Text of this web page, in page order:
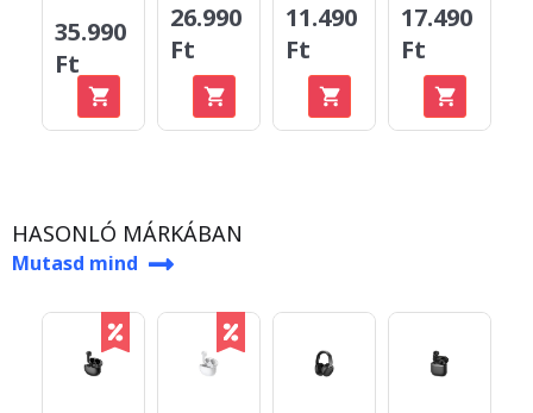
35.990
Ft
26.990
Ft
11.490
Ft
17.490
Ft
HASONLÓ MÁRKÁBAN
Mutasd mind